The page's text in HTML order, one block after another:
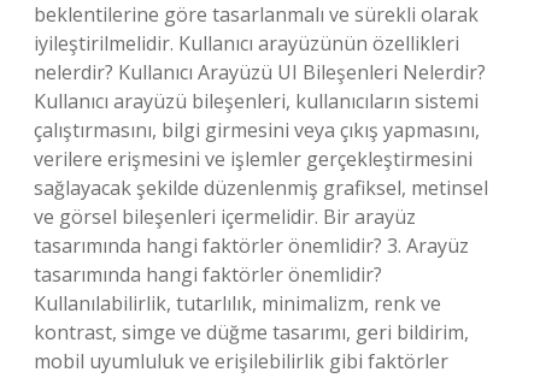
beklentilerine göre tasarlanmalı ve sürekli olarak
iyileştirilmelidir. Kullanıcı arayüzünün özellikleri
nelerdir? Kullanıcı Arayüzü UI Bileşenleri Nelerdir?
Kullanıcı arayüzü bileşenleri, kullanıcıların sistemi
çalıştırmasını, bilgi girmesini veya çıkış yapmasını,
verilere erişmesini ve işlemler gerçekleştirmesini
sağlayacak şekilde düzenlenmiş grafiksel, metinsel
ve görsel bileşenleri içermelidir. Bir arayüz
tasarımında hangi faktörler önemlidir? 3. Arayüz
tasarımında hangi faktörler önemlidir?
Kullanılabilirlik, tutarlılık, minimalizm, renk ve
kontrast, simge ve düğme tasarımı, geri bildirim,
mobil uyumluluk ve erişilebilirlik gibi faktörler